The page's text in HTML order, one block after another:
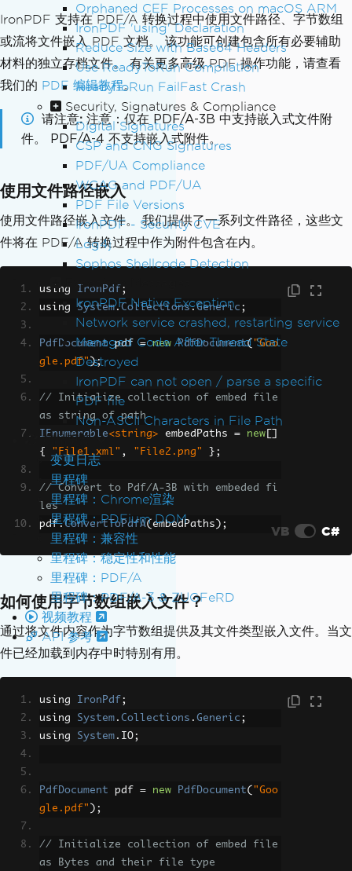
Orphaned CEF Processes on macOS ARM
IronPDF 'using' Declaration
Reduce Size with Base64 Headers
Use ReadyToRun Compilation
ReadyToRun FailFast Crash
Security, Signatures & Compliance
Digital Signatures
CSP and CNG Signatures
PDF/UA Compliance
WCAG and PDF/UA
PDF File Versions
IronPDF - Security CVE
Log4j
Sophos Shellcode Detection
Exception Messages
IronPDF Native Exception
Network service crashed, restarting service
Managed Code After Thread State
Destroyed
IronPDF can not open / parse a specific
PDF file
Non-ASCII Characters in File Path
产品更新
变更日志
里程碑
里程碑：Chrome渲染
里程碑：PDFium DOM
里程碑：兼容性
里程碑：稳定性和性能
里程碑：PDF/A
里程碑：PDF/A-3 & ZUGFeRD
视频教程
API 参考
IronPDF 支持在 PDF/A 转换过程中使用文件路径、字节数组
或流将文件嵌入 PDF 文档。 该功能可创建包含所有必要辅助
材料的独立存档文件。 有关更多高级 PDF 操作功能，请查看
我们的 PDF 编辑教程。
请注意 注意：仅在 PDF/A-3B 中支持嵌入式文件附
件。 PDF/A-4 不支持嵌入式附件。
使用文件路径嵌入
使用文件路径嵌入文件。 我们提供了一系列文件路径，这些文
件将在 PDF/A 转换过程中作为附件包含在内。
using IronPdf ;
using System.Collections.Generic ;
PdfDocument pdf = new PdfDocument( "Goo
gle.pdf");
// Initialize collection of embed file
as string of path
IEnumerable<string> embedPaths = new
{
"File1.xml" , "File2.png" };
// Convert to Pdf/A-3B with embeded fi
les
pdf.ConvertToPdfA( embedPaths ); VB C#
如何使用字节数组嵌入文件？
通过将文件内容作为字节数组提供及其文件类型嵌入文件。当文
件已经加载到内存中时特别有用。
using IronPdf ;
using System . Collections . Generic ;
using System . IO;
PdfDocument pdf = new PdfDocument( "Goo
gle.pdf" );
// Initialize collection of embed file
as Bytes and their file type